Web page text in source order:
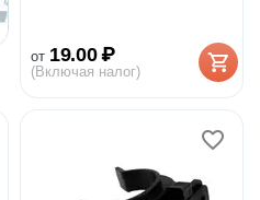
от 19.00 ₽
(Включая налог)